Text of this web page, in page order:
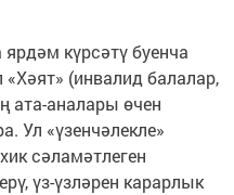
күрсәтү буенча
(инвалид балалар,
ата-аналары өчен
Ул «үзенчәлекле»
сәламәтлеген
үз-үзләрен карарлык